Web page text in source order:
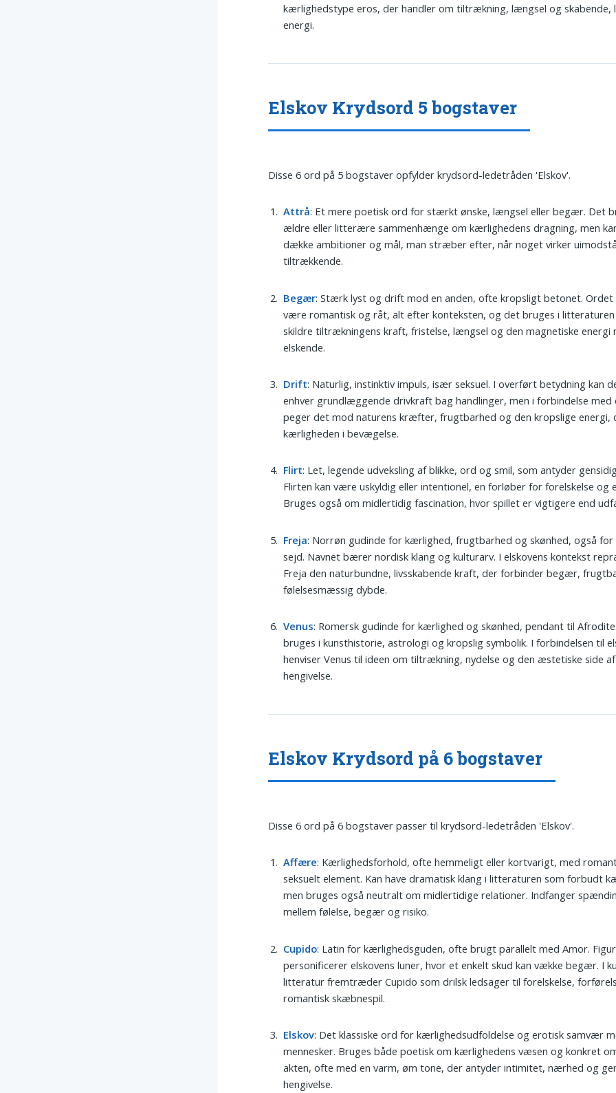
kærlighedstype eros, der handler om tiltrækning, længsel og skabende,
energi.
Elskov Krydsord 5 bogstaver
Disse 6 ord på 5 bogstaver opfylder krydsord-ledetråden 'Elskov'.
Attrå: Et mere poetisk ord for stærkt ønske, længsel eller begær. Det
ældre eller litterære sammenhænge om kærlighedens dragning, men
dække ambitioner og mål, man stræber efter, når noget virker
tiltrækkende.
Begær: Stærk lyst og drift mod en anden, ofte kropsligt betonet. Ordet
være romantisk og råt, alt efter konteksten, og det bruges i
skildre tiltrækningens kraft, fristelse, længsel og den magnetiske energi
elskende.
Drift: Naturlig, instinktiv impuls, især seksuel. I overført betydning kan
enhver grundlæggende drivkraft bag handlinger, men i forbindelse med
peger det mod naturens kræfter, frugtbarhed og den kropslige
kærligheden i bevægelse.
Flirt: Let, legende udveksling af blikke, ord og smil, som antyder
Flirten kan være uskyldig eller intentionel, en forløber for forelskelse og
Bruges også om midlertidig fascination, hvor spillet er vigtigere end
Freja: Norrøn gudinde for kærlighed, frugtbarhed og skønhed, også for
sejd. Navnet bærer nordisk klang og kulturarv. I elskovens kontekst
Freja den naturbundne, livsskabende kraft, der forbinder begær,
følelsesmæssig dybde.
Venus: Romersk gudinde for kærlighed og skønhed, pendant til
bruges i kunsthistorie, astrologi og kropslig symbolik. I forbindelsen til
henviser Venus til ideen om tiltrækning, nydelse og den æstetiske side
hengivelse.
Elskov Krydsord på 6 bogstaver
Disse 6 ord på 6 bogstaver passer til krydsord-ledetråden 'Elskov'.
Affære: Kærlighedsforhold, ofte hemmeligt eller kortvarigt, med
seksuelt element. Kan have dramatisk klang i litteraturen som forbudt
men bruges også neutralt om midlertidige relationer. Indfanger
mellem følelse, begær og risiko.
Cupido: Latin for kærlighedsguden, ofte brugt parallelt med Amor.
personificerer elskovens luner, hvor et enkelt skud kan vække begær. I
litteratur fremtræder Cupido som drilsk ledsager til forelskelse,
romantisk skæbnespil.
Elskov: Det klassiske ord for kærlighedsudfoldelse og erotisk samvær
mennesker. Bruges både poetisk om kærlighedens væsen og konkret
akten, ofte med en varm, øm tone, der antyder intimitet, nærhed og
hengivelse.